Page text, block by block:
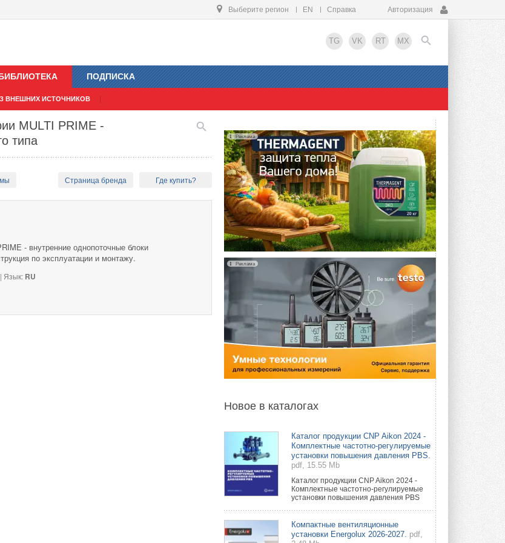
Выберите регион EN Справка Авторизация
TG VK RT MX
ВНЕШНИХ ИСТОЧНИКОВ
ПОДПИСКА
EN
MULTI PRIME -
типа
Страница бренда Где купить?
- внутренние однопоточные блоки
по эксплуатации и монтажу.
Язык: RU
Реклама
Реклама
Новое в каталогах
Каталог продукции CNP Aikon 2024 -
Комплектные частотно-регулируемые
установки повышения давления PBS.
pdf, 15.55 Mb
Каталог продукции CNP Aikon 2024 -
Комплектные частотно-регулируемые
установки повышения давления PBS
Компактные вентиляционные
установки Energolux 2026-2027. pdf,